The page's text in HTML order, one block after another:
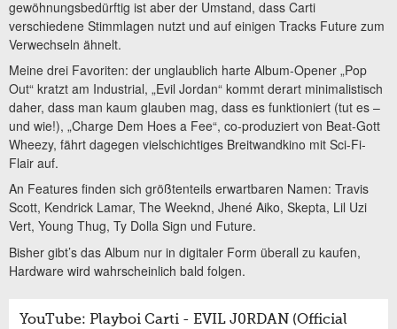
gewöhnungsbedürftig ist aber der Umstand, dass Carti
verschiedene Stimmlagen nutzt und auf einigen Tracks Future zum
Verwechseln ähnelt.
Meine drei Favoriten: der unglaublich harte Album-Opener „Pop
Out“ kratzt am Industrial, „Evil Jordan“ kommt derart minimalistisch
daher, dass man kaum glauben mag, dass es funktioniert (tut es –
und wie!), „Charge Dem Hoes a Fee“, co-produziert von Beat-Gott
Wheezy, fährt dagegen vielschichtiges Breitwandkino mit Sci-Fi-
Flair auf.
An Features finden sich größtenteils erwartbaren Namen: Travis
Scott, Kendrick Lamar, The Weeknd, Jhené Aiko, Skepta, Lil Uzi
Vert, Young Thug, Ty Dolla Sign und Future.
Bisher gibt’s das Album nur in digitaler Form überall zu kaufen,
Hardware wird wahrscheinlich bald folgen.
YouTube: Playboi Carti - EVIL J0RDAN (Official